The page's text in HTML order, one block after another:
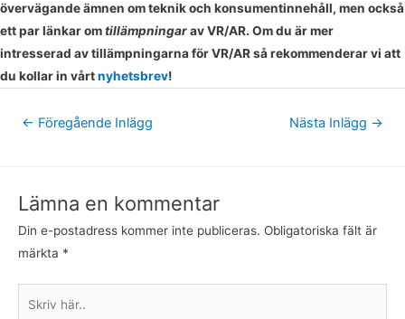
övervägande ämnen om teknik och konsumentinnehåll, men också
ett par länkar omtillämpningarav VR/AR. Om du är mer
intresserad av tillämpningarna för VR/AR så rekommenderar vi att
du kollar in vårtnyhetsbrev!
← Föregående Inlägg Nästa Inlägg →
Lämna en kommentar
Din e-postadress kommer inte publiceras. Obligatoriska fält är
märkta *